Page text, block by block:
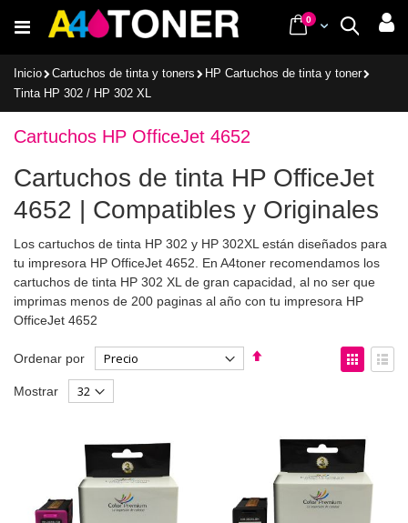
al
Buscar
Cart
0items
Inicio Cartuchos de tinta y toners
HP Cartuchos de tinta y toner
Tinta HP 302 / HP 302 XL
Cartuchos HP OfficeJet 4652
Cartuchos de tinta HP OfficeJet
4652 | Compatibles y Originales
Los cartuchos de tinta HP 302 y HP 302XL están diseñados para
tu impresora HP OfficeJet 4652. En A4toner recomendamos los
cartuchos de tinta HP 302 XL de gran capacidad, al no ser que
imprimas menos de 200 paginas al año con tu impresora HP
OfficeJet 4652
Ordenar por
Fijar
Ver
como
Mostrar